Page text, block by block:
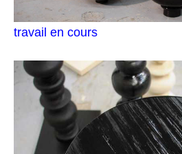
travail en cours